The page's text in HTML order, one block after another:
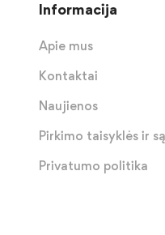
Informacija
Apie mus
Kontaktai
Naujienos
Pirkimo taisyklės ir
Privatumo politika